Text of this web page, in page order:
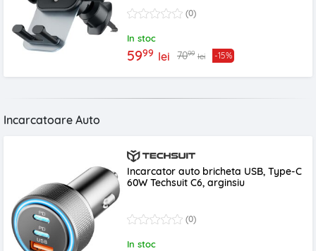
(0)
In stoc
5999 lei 7099 lei -15%
Incarcatoare Auto
Incarcator auto bricheta USB, Type-C
60W Techsuit C6, arginsiu
(0)
In stoc